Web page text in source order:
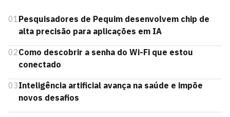
01Pesquisadores de Pequim desenvolvem chip de
alta precisão para aplicações em IA
02Como descobrir a senha do Wi-Fi que estou
conectado
03Inteligência artificial avança na saúde e impõe
novos desafios